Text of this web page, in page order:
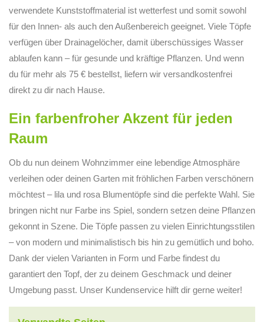
verwendete Kunststoffmaterial ist wetterfest und somit sowohl
für den Innen- als auch den Außenbereich geeignet. Viele Töpfe
verfügen über Drainagelöcher, damit überschüssiges Wasser
ablaufen kann – für gesunde und kräftige Pflanzen. Und wenn
du für mehr als 75 € bestellst, liefern wir versandkostenfrei
direkt zu dir nach Hause.
Ein farbenfroher Akzent für jeden
Raum
Ob du nun deinem Wohnzimmer eine lebendige Atmosphäre
verleihen oder deinen Garten mit fröhlichen Farben verschönern
möchtest – lila und rosa Blumentöpfe sind die perfekte Wahl. Sie
bringen nicht nur Farbe ins Spiel, sondern setzen deine Pflanzen
gekonnt in Szene. Die Töpfe passen zu vielen Einrichtungsstilen
– von modern und minimalistisch bis hin zu gemütlich und boho.
Dank der vielen Varianten in Form und Farbe findest du
garantiert den Topf, der zu deinem Geschmack und deiner
Umgebung passt. Unser Kundenservice hilft dir gerne weiter!